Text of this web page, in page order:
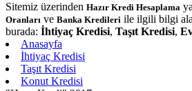
Sitemiz üzerinden Hazır Kredi Hesaplama
Oranları ve Banka Kredileri ile ilgili bilgi
burada: İhtiyaç Kredisi, Taşıt Kredisi,
Anasayfa
İhtiyaç Kredisi
Taşıt Kredisi
Konut Kredisi